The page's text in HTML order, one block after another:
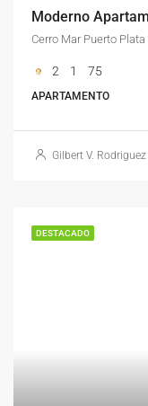
Moderno
Cerro Mar Puerto Plata
2 1 75
APARTAMENTO
Gilbert V. Rodriguez
DESTACADO